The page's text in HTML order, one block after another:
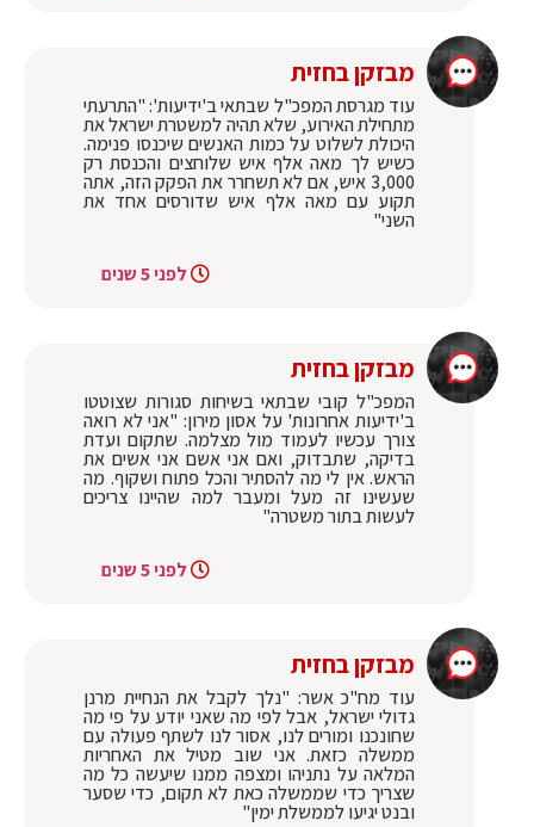
מבזקן בחזית
עוד מגרסת המפכ"ל שבתאי ב'ידיעות': "התרעתי
מתחילת האירוע, שלא תהיה למשטרת ישראל את
היכולת לשלוט על כמות האנשים שיכנסו פנימה.
כשיש לך מאה אלף איש שלוחצים והכנסת רק
3,000 איש, אם לא תשחרר את הפקק הזה, אתה
תקוע עם מאה אלף איש שדורסים אחד את
השני"
לפני 5 שנים
מבזקן בחזית
המפכ"ל קובי שבתאי בשיחות סגורות שצוטטו
ב'ידיעות אחרונות' על אסון מירון: "אני לא רואה
צורך עכשיו לעמוד מול מצלמה. שתקום ועדת
בדיקה, שתבדוק, ואם אני אשם אני אשים את
הראש. אין לי מה להסתיר והכל פתוח ושקוף. מה
שעשינו זה מעל ומעבר למה שהיינו צריכים
לעשות בתור משטרה"
לפני 5 שנים
מבזקן בחזית
עוד מח"כ אשר: "נלך לקבל את הנחיית מרנן
גדולי ישראל, אבל לפי מה שאני יודע על פי מה
שחונכנו ומורים לנו, אסור לנו לשתף פעולה עם
ממשלה כזאת. אני שוב מטיל את האחריות
המלאה על נתניהו ומצפה ממנו שיעשה כל מה
שצריך כדי שממשלה כאת לא תקום, כדי שסער
ובנט יגיעו לממשלת ימין"